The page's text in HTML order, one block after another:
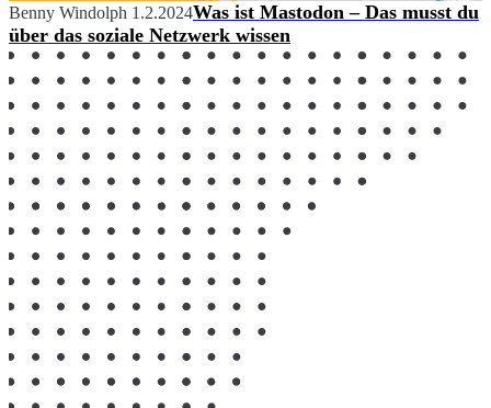
Benny Windolph 1.2.2024Was ist Mastodon – Das musst du
über das soziale Netzwerk wissen